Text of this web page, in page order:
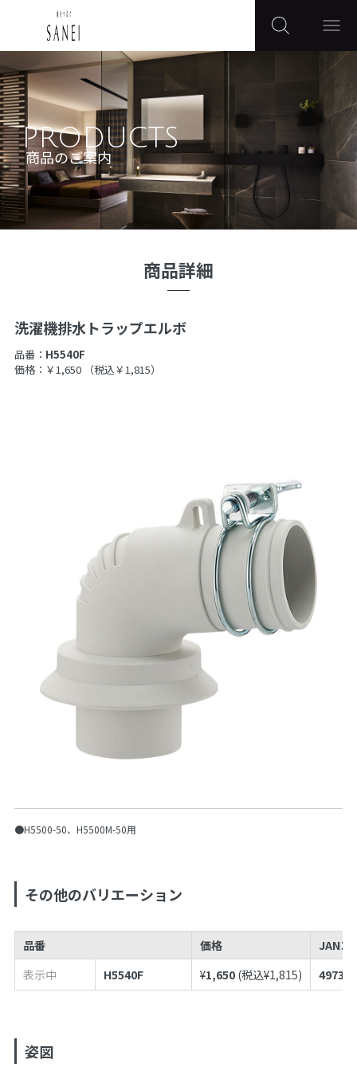
PRODUCTS
商品のご案内
商品詳細
洗濯機排水トラップエルボ
品番： H5540F
価格：￥1,650
（税込￥1,815）
●H5500-50、H5500M-50用
その他のバリエーション
品番 価格
JANコ
表示中
H5540F ¥1,650 (税込¥1,815)
姿図